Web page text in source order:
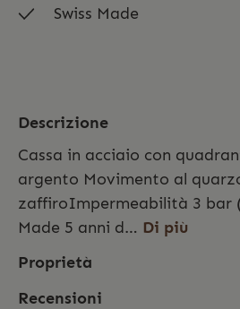
Swiss Made
Descrizione
Cassa in acciaio con
argento Movimento al
zaffiroImpermeabilità 3 bar
Made 5 anni d… Di più
Proprietà
Recensioni